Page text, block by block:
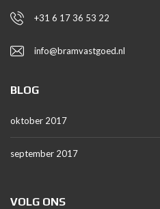
+31 6 17 36 53 22
info@bramvastgoed.nl
BLOG
oktober 2017
september 2017
VOLG ONS